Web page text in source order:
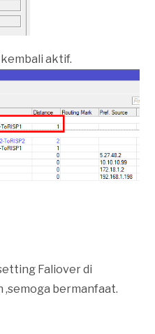
aktif.
Faliover di
bermanfaat.